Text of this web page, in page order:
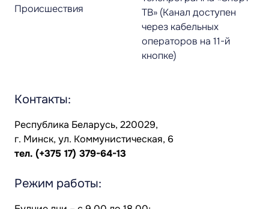
Происшествия
ТВ» (Канал доступен
через кабельных
операторов на 11-й
кнопке)
Контакты:
Республика Беларусь, 220029,
г. Минск, ул. Коммунистическая, 6
тел. (+375 17) 379-64-13
Режим работы: